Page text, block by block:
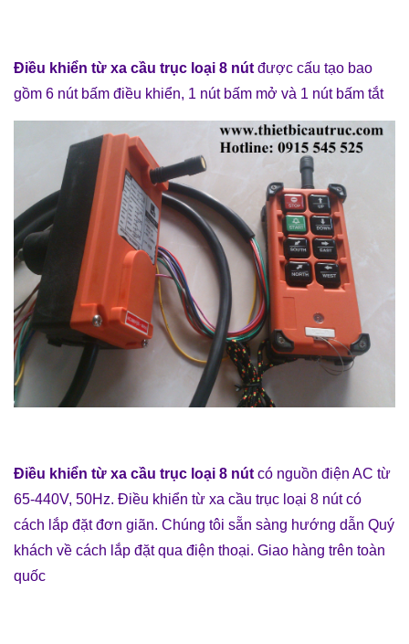
Điều khiển từ xa cầu trục loại 8 nút được cấu tạo bao
gồm 6 nút bấm điều khiển, 1 nút bấm mở và 1 nút bấm tắt
Điều khiển từ xa cầu trục loại 8 nút có nguồn điện AC từ
65-440V, 50Hz. Điều khiển từ xa cầu trục loại 8 nút có
cách lắp đặt đơn giãn. Chúng tôi sẵn sàng hướng dẫn Quý
khách về cách lắp đặt qua điện thoại. Giao hàng trên toàn
quốc